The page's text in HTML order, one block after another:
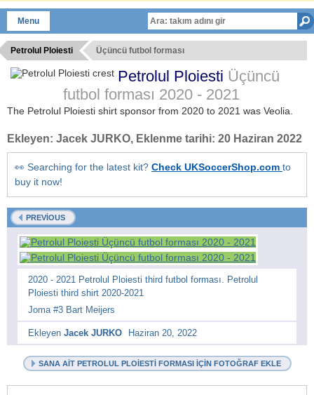
Menu
Petrolul Ploiesti Üçüncü futbol forması
Petrolul Ploiesti Üçüncü
futbol forması 2020 - 2021
The Petrolul Ploiesti shirt sponsor from 2020 to 2021 was Veolia.
Ekleyen: Jacek JURKO, Eklenme tarihi: 20 Haziran 2022
👀 Searching for the latest kit? Check UKSoccerShop.com to
buy it now!
PREVIOUS
2020 - 2021 Petrolul Ploiesti third futbol forması. Petrolul
Ploiesti third shirt 2020-2021
Joma #3 Bart Meijers
Ekleyen Jacek JURKO Haziran 20, 2022
SANA AIT PETROLUL PLOIESTI FORMASI IÇIN FOTOĞRAF EKLE